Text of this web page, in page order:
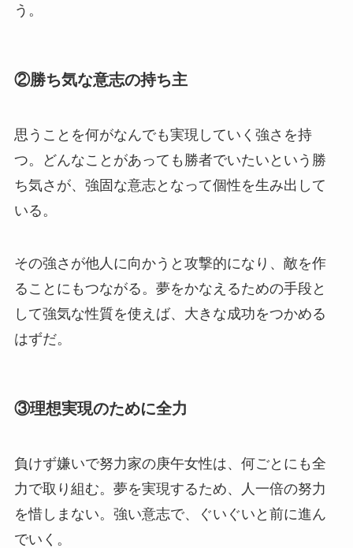
う。
②勝ち気な意志の持ち主
思うことを何がなんでも実現していく強さを持
つ。どんなことがあっても勝者でいたいという勝
ち気さが、強固な意志となって個性を生み出して
いる。
その強さが他人に向かうと攻撃的になり、敵を作
ることにもつながる。夢をかなえるための手段と
して強気な性質を使えば、大きな成功をつかめる
はずだ。
③理想実現のために全力
負けず嫌いで努力家の庚午女性は、何ごとにも全
力で取り組む。夢を実現するため、人一倍の努力
を惜しまない。強い意志で、ぐいぐいと前に進ん
でいく。